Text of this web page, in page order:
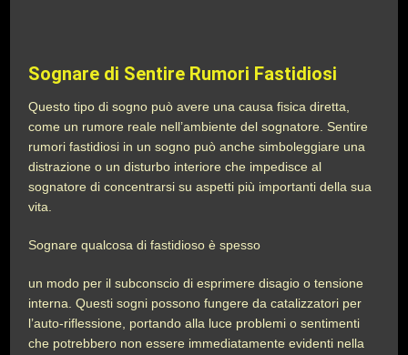
Sognare di Sentire Rumori Fastidiosi
Questo tipo di sogno può avere una causa fisica diretta,
come un rumore reale nell’ambiente del sognatore. Sentire
rumori fastidiosi in un sogno può anche simboleggiare una
distrazione o un disturbo interiore che impedisce al
sognatore di concentrarsi su aspetti più importanti della sua
vita.
Sognare qualcosa di fastidioso è spesso
un modo per il subconscio di esprimere disagio o tensione
interna. Questi sogni possono fungere da catalizzatori per
l’auto-riflessione, portando alla luce problemi o sentimenti
che potrebbero non essere immediatamente evidenti nella